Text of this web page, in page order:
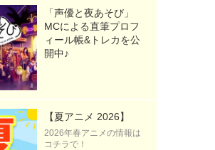
「声優と夜あそび」
MCによる直筆プロフ
ィール帳&トレカを公
開中♪
【夏アニメ 2026】
2026年春アニメの情報は
コチラで！